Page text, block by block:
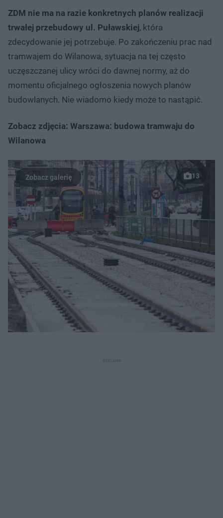
ZDM nie ma na razie konkretnych planów realizacji
trwałej przebudowy ul. Puławskiej, która
zdecydowanie jej potrzebuje. Po zakończeniu prac nad
tramwajem do Wilanowa, sytuacja na tej często
uczęszczanej ulicy wróci do dawnej normy, aż do
momentu oficjalnego ogłoszenia nowych planów
budowlanych. Nie wiadomo kiedy może to nastąpić.
Zobacz zdjęcia: Warszawa: budowa tramwaju do
Wilanowa
13